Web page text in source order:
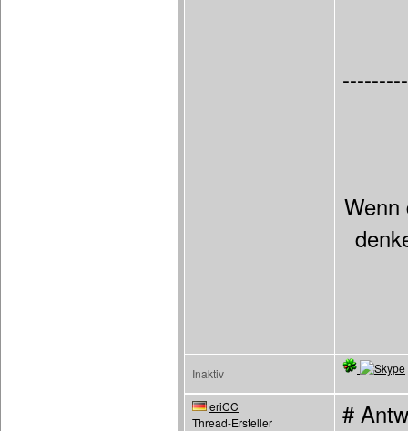
Wenn
Inaktiv
eriCC
Thread-Ersteller
#